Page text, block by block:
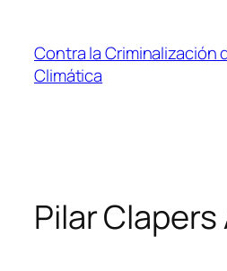
contenido
Contra la Criminalización
Climática
Pilar Clapers